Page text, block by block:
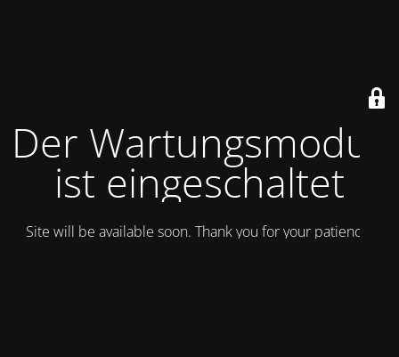
Der Wartungsmodus
ist eingeschaltet
Site will be available soon. Thank you for your patience!